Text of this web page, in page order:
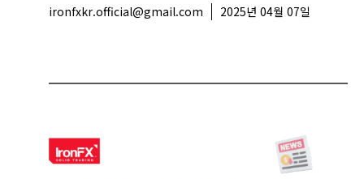
ironfxkr.official@gmail.com 2025년 04월 07일